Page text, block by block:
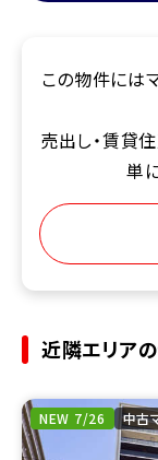
この物件には
売出し・賃貸
単
近隣エリア
NEW 7/26 中古